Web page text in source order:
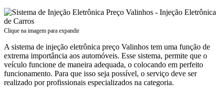
Clique na imagem para expandir
A sistema de injeção eletrônica preço Valinhos tem uma função de
extrema importância aos automóveis. Esse sistema, permite que o
veículo funcione de maneira adequada, o colocando em perfeito
funcionamento. Para que isso seja possível, o serviço deve ser
realizado por profissionais especializados na categoria.